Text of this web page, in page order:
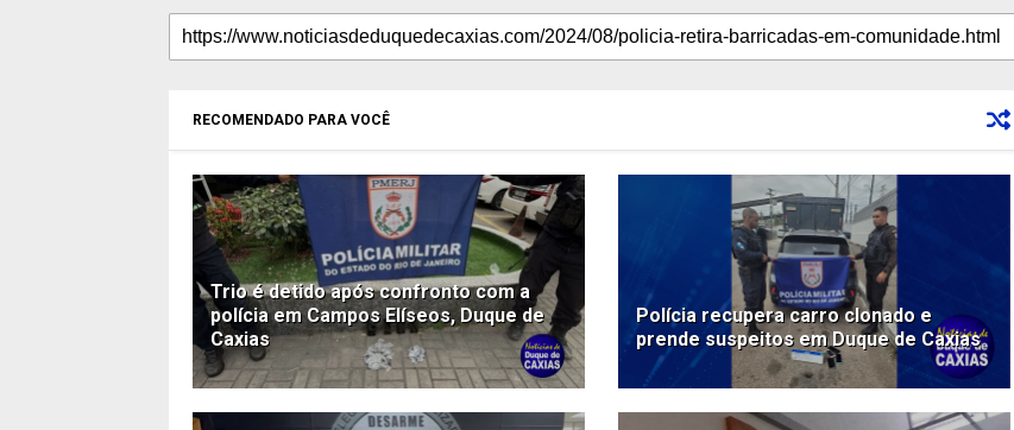
RECOMENDADO PARA VOCÊ
Trio é detido após confronto com a
polícia em Campos Elíseos, Duque de
Caxias
Polícia recupera carro clonado e
prende suspeitos em Duque de Caxias